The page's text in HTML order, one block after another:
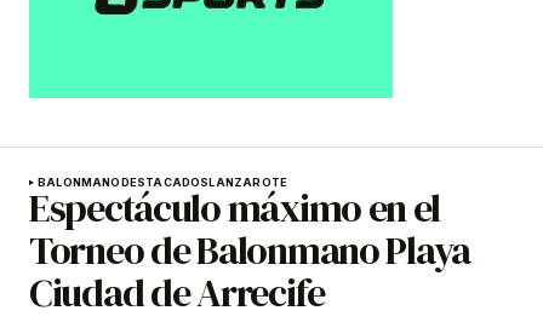
BALONMANODESTACADOSLANZAROTE
Espectáculo máximo en el
Torneo de Balonmano Playa
Ciudad de Arrecife